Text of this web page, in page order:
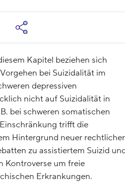
Kapitel beziehen sich
bei Suizidalität im
depressiven
nicht auf Suizidalität in
bei schweren somatischen
trifft die
Hintergrund neuer rechtlicher
zu assistiertem Suizid
Kontroverse um freie
Erkrankungen.